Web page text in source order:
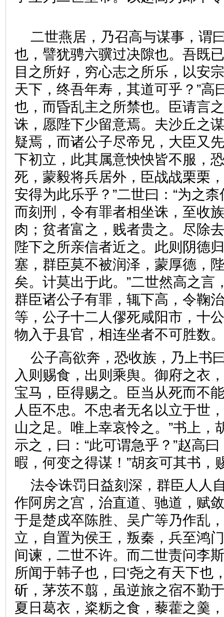
二世燕居，乃召高与谋事，谓
也，譬犹骋六骥过决隙也。吾既
目之所好，穷心志之所乐，以安
天下，终吾年寿，其道可乎？”高
也，而昏乱主之所禁也。臣请言
诛，愿陛下少留意焉。夫沙丘之
疑焉，而诸公子尽帝兄，大臣又
下初立，此其属意怏怏皆不服，
死，蒙毅将兵居外，臣战战栗栗
安得为此乐乎？”二世曰：“为之柰
而刻刑，令有罪者相坐诛，至收
肉；贫者富之，贱者贵之。尽除
陛下之所亲信者近之。此则阴德
塞，群臣莫不被润泽，蒙厚德，
矣。计莫出于此。”二世然高之言
群臣诸公子有罪，辄下高，令鞠
等，公子十二人僇死咸阳市，十
物入于县官，相连坐者不可
公子高欲奔，恐收族，乃上书
入则赐食，出则乘舆。御府之衣
宝马，臣得赐之。臣当从死而不
人臣不忠。不忠者无名以立于世
山之足。唯上幸哀怜之。”书上，
示之，曰：“此可谓急乎？”赵高
暇，何变之得谋！”胡亥可其
法令诛罚日益刻深，群臣人人
作阿房之宫，治直道、驰道，赋
于是楚戍卒陈胜、吴广等乃作乱
立，自置为侯王，叛秦，兵至鸿
间谏，二世不许。而二世责问李
所闻于韩子也，曰‘尧之有天下也
斫，茅茨不翦，虽逆旅之宿不勤
夏日葛衣，粢粝之食，藜藿之羹